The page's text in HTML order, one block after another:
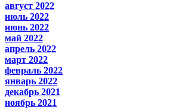
август 2022
июль 2022
июнь 2022
май 2022
апрель 2022
март 2022
февраль 2022
январь 2022
декабрь 2021
ноябрь 2021